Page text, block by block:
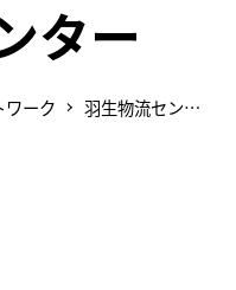
ター
ワーク
羽生物流センタ